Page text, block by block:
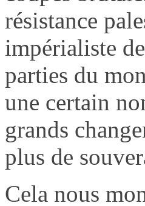
résistance
impérialiste
parties du
une certain
grands
plus de
Cela nous